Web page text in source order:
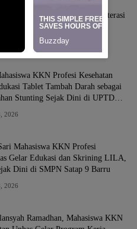
“CERIA”, Tingkatkan Literasi
UPTD SMPN Satap 9 Barru
KKN Profesi Kesehatan
Tablet Tambah Darah sebagai
Stunting Sejak Dini di UPTD
9 Barru
2026
Mahasiswa KKN Profesi
Gelar Edukasi dan Skrining LILA,
Dini di SMPN Satap 9 Barru
2026
Ramadhan, Mahasiswa KKN